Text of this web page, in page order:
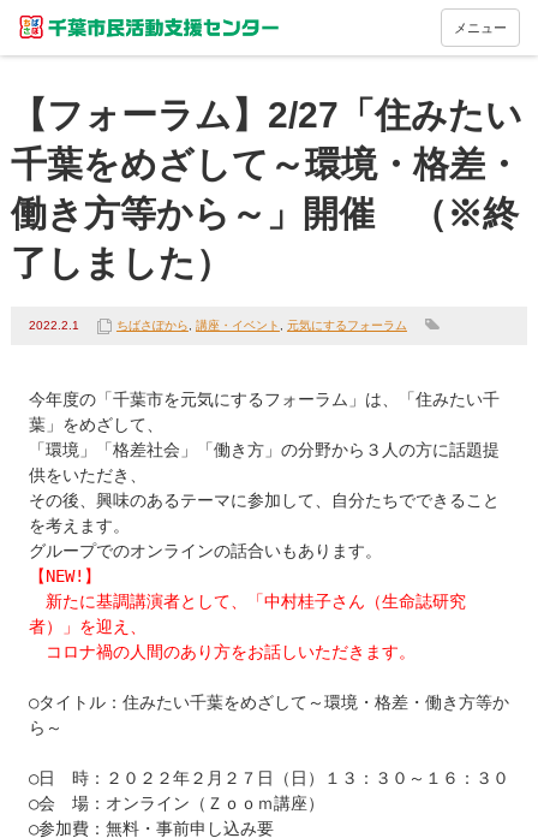
メニュー
【フォーラム】2/27「住みたい
千葉をめざして～環境・格差・
働き方等から～」開催 （※終
了しました）
2022.2.1 ちばさぽから 講座・イベント 元気にするフォーラム
今年度の「千葉市を元気にするフォーラム」は、「住みたい千
葉」をめざして、
「環境」「格差社会」「働き方」の分野から３人の方に話題提
供をいただき、
その後、興味のあるテーマに参加して、自分たちでできること
を考えます。
【NEW!】
新たに基調講演者として、「中村桂子さん（生命誌研究
者）」を迎え、
コロナ禍の人間のあり方をお話しいただきます。
○タイトル：住みたい千葉をめざして～環境・格差・働き方等か
ら～
○日　時：２０２２年２月２７日（日）１３：３０～１６：３０
○会　場：オンライン（Ｚｏｏｍ講座）
○参加費：無料・事前申し込み要